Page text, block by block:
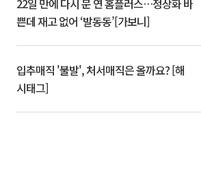
쁜데 재고 없어 ‘발동동’[가보니]
입추매직 '불발', 처서매직은 올까요? [해
시태그]